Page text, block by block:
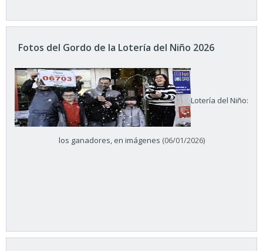
Fotos del Gordo de la Lotería del Niño 2026
Lotería del Niño:
los ganadores, en imágenes (06/01/2026)